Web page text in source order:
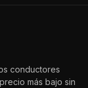
conductores
más bajo sin